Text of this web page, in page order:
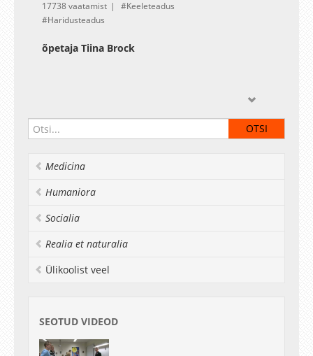
17738 vaatamist
Keeleteadus
Haridusteadus
õpetaja Tiina Brock
Medicina
Humaniora
Socialia
Realia et naturalia
Ülikoolist veel
SEOTUD VIDEOD